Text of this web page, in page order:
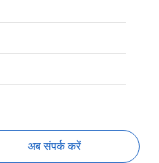
अब संपर्क करें